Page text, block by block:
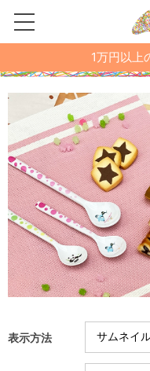
1万円以上
表示方法